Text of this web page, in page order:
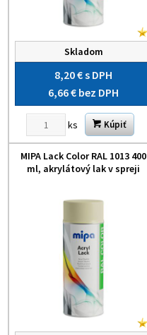
Skladom
8,20 €s DPH
6,66 € bez DPH
ks Kúpiť
MIPA Lack Color RAL 1013 400
ml, akrylátový lak v spreji